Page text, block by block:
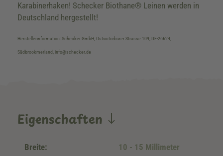
Karabinerhaken! Schecker Biothane® Leinen werden in
Deutschland hergestellt!
Herstellerinformation: Schecker GmbH, Ostvictorburer Strasse 109, DE-26624,
Südbrookmerland, info@schecker.de
Eigenschaften
Breite: 10 - 15 Millimeter